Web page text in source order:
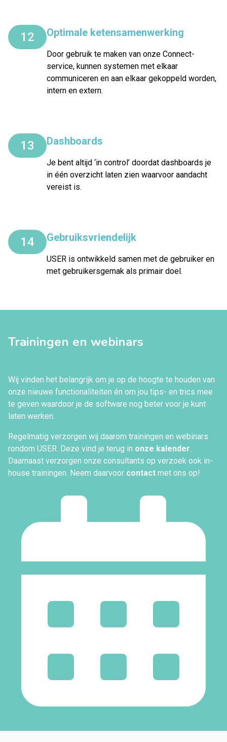
12 Optimale ketensamenwerking
Door gebruik te maken van onze Connect-
service, kunnen systemen met elkaar
communiceren en aan elkaar gekoppeld worden,
intern en extern.
13 Dashboards
Je bent altijd ‘in control’ doordat dashboards je
in één overzicht laten zien waarvoor aandacht
vereist is.
14 Gebruiksvriendelijk
USER is ontwikkeld samen met de gebruiker en
met gebruikersgemak als primair doel.
Trainingen en webinars
Wij vinden het belangrijk om je op de hoogte te houden van
onze nieuwe functionaliteiten én om jou tips- en trics mee
te geven waardoor je de software nog beter voor je kunt
laten werken.
Regelmatig verzorgen wij daarom trainingen en webinars
rondom USER. Deze vind je terug in onze kalender
Daarnaast verzorgen onze consultants op verzoek ook in-
house trainingen. Neem daarvoor contact met ons op!